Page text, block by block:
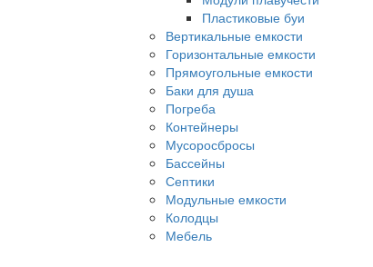
Пластиковые буи
Вертикальные емкости
Горизонтальные емкости
Прямоугольные емкости
Баки для душа
Погреба
Контейнеры
Мусоросбросы
Бассейны
Септики
Модульные емкости
Колодцы
Мебель